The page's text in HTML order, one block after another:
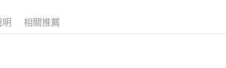
明 相關推薦